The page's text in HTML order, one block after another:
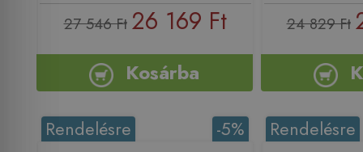
27 546 Ft 26 169 Ft
Kosárba
24 829 Ft
-5%
Rendelésre Rendelésre